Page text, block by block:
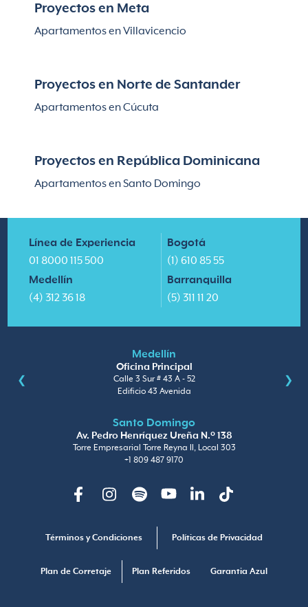
Proyectos en Meta
Apartamentos en Villavicencio
Proyectos en Norte de Santander
Apartamentos en Cúcuta
Proyectos en República Dominicana
Apartamentos en Santo Domingo
Línea de Experiencia
01 8000 115 500
Medellín
(4) 312 36 18
Bogotá
(1) 610 85 55
Barranquilla
(5) 311 11 20
Medellín
Oficina Principal
Calle 3 Sur # 43 A - 52
Edificio 43 Avenida
Santo Domingo
Av. Pedro Henríquez Ureña N.º 138
Torre Empresarial Torre Reyna II, Local 303
+1 809 487 9170
Términos y Condiciones Políticas de Privacidad
Plan de Corretaje Plan Referidos Garantia Azul
FacebookInstagramSpotify YoutubeLinkedinTikTok